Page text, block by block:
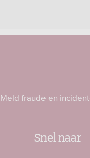
Meld fraude en
Snel naar